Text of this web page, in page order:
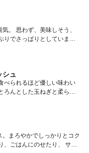
。 思わず、美味しそう、
りでさっぱりとしています
シュ
べられるほど優しい味わい
ろんとした玉ねぎと柔らか
まろやかでしっかりとコク
、ごはんにのせたり、 サラ